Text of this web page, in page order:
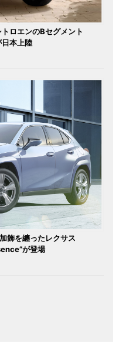
ロエンのBセグメント
本上陸
飾を纏ったレクサス
が登場